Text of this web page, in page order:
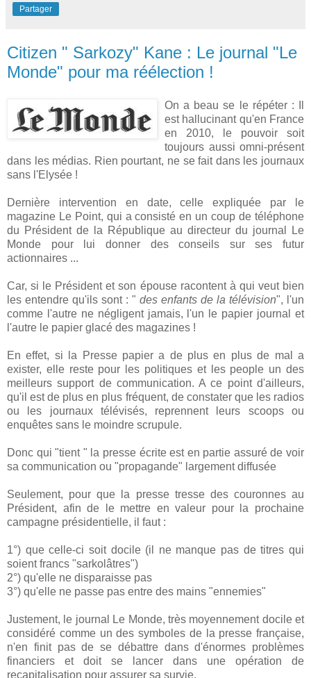
Partager
Citizen " Sarkozy" Kane : Le journal "Le
Monde" pour ma réélection !
On a beau se le répéter : Il
est hallucinant qu'en France
en 2010, le pouvoir soit
toujours aussi omni-présent
dans les médias. Rien pourtant, ne se fait dans les journaux
sans l'Elysée !
Dernière intervention en date, celle expliquée par le
magazine Le Point, qui a consisté en un coup de téléphone
du Président de la République au directeur du journal Le
Monde pour lui donner des conseils sur ses futur
actionnaires ...
Car, si le Président et son épouse racontent à qui veut bien
les entendre qu'ils sont : " des enfants de la télévision", l'un
comme l'autre ne négligent jamais, l'un le papier journal et
l'autre le papier glacé des magazines !
En effet, si la Presse papier a de plus en plus de mal a
exister, elle reste pour les politiques et les people un des
meilleurs support de communication. A ce point d'ailleurs,
qu'il est de plus en plus fréquent, de constater que les radios
ou les journaux télévisés, reprennent leurs scoops ou
enquêtes sans le moindre scrupule.
Donc qui "tient " la presse écrite est en partie assuré de voir
sa communication ou "propagande" largement diffusée
Seulement, pour que la presse tresse des couronnes au
Président, afin de le mettre en valeur pour la prochaine
campagne présidentielle, il faut :
1°) que celle-ci soit docile (il ne manque pas de titres qui
soient francs "sarkolâtres")
2°) qu'elle ne disparaisse pas
3°) qu'elle ne passe pas entre des mains "ennemies"
Justement, le journal Le Monde, très moyennement docile et
considéré comme un des symboles de la presse française,
n'en finit pas de se débattre dans d'énormes problèmes
financiers et doit se lancer dans une opération de
recapitalisation pour assurer sa survie.